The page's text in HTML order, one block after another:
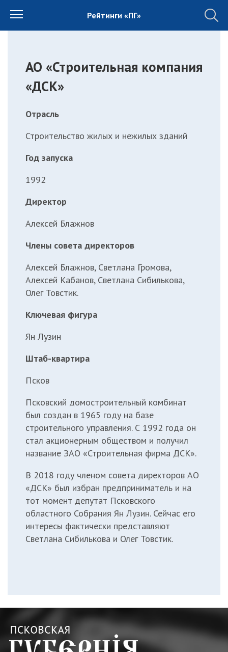
Рейтинги «ПГ»
АО «Строительная компания
«ДСК»
Отрасль
Строительство жилых и нежилых зданий
Год запуска
1992
Директор
Алексей Блажнов
Члены совета директоров
Алексей Блажнов, Светлана Громова,
Алексей Кабанов, Светлана Сибилькова,
Олег Товстик.
Ключевая фигура
Ян Лузин
Штаб-квартира
Псков
Псковский домостроительный комбинат
был создан в 1965 году на базе
строительного управления. С 1992 года он
стал акционерным обществом и получил
название ЗАО «Строительная фирма ДСК».
В 2018 году членом совета директоров АО
«ДСК» был избран предприниматель и на
тот момент депутат Псковского
областного Собрания Ян Лузин. Сейчас его
интересы фактически представляют
Светлана Сибилькова и Олег Товстик.